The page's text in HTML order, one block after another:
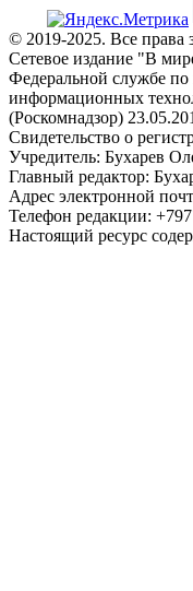
© 2019-2025. Все
Сетевое издание "В
Федеральной службе по
информационных
(Роскомнадзор)
Свидетельство о
Учредитель: Бухарев
Главный редактор:
Адрес электронной
Телефон редакции:
Настоящий ресурс